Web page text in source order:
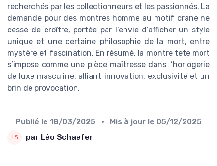
recherchés par les collectionneurs et les passionnés. La
demande pour des montres homme au motif crane ne
cesse de croître, portée par l’envie d’afficher un style
unique et une certaine philosophie de la mort, entre
mystère et fascination. En résumé, la montre tete mort
s’impose comme une pièce maîtresse dans l’horlogerie
de luxe masculine, alliant innovation, exclusivité et un
brin de provocation.
Publié le 18/03/2025 • Mis à jour le 05/12/2025
par Léo Schaefer